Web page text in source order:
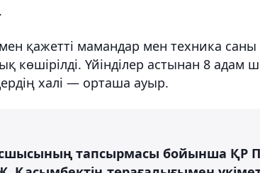
қажетті мамандар мен техника
көшірілді. Үйінділер астынан 8 адам
халі — орташа ауыр.
тапсырмасы бойынша ҚР